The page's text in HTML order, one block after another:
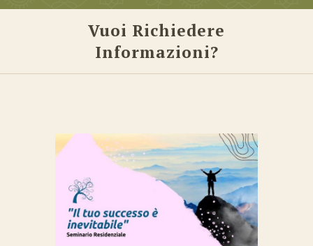
Vuoi Richiedere
Informazioni?